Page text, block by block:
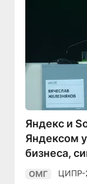
Яндекс и
Яндексом
бизнеса,
ОМГ ЦИПР-